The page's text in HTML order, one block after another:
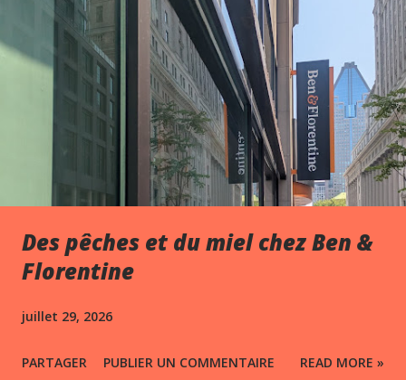
Des pêches et du miel chez Ben &
Florentine
juillet 29, 2026
PARTAGER PUBLIER UN COMMENTAIRE READ MORE »